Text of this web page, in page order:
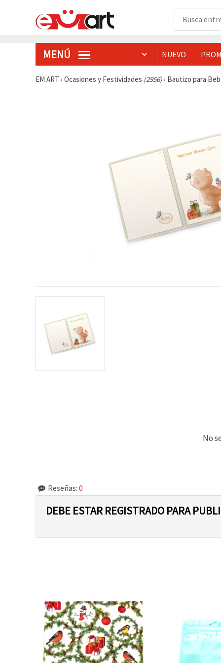
MENÚ NUEVO
EM ART › Ocasiones y Festividades (2956)› Bautizo para
No
Reseñas: 0
DEBE ESTAR REGISTRADO PARA